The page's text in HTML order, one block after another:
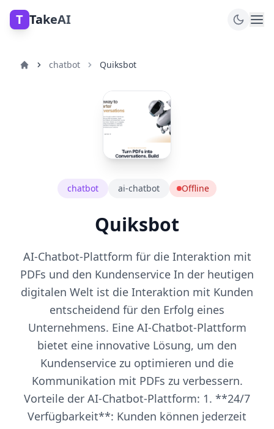
T TakeAI
chatbot Quiksbot
chatbot ai-chatbot Offline
Quiksbot
AI-Chatbot-Plattform für die Interaktion mit
PDFs und den Kundenservice In der heutigen
digitalen Welt ist die Interaktion mit Kunden
entscheidend für den Erfolg eines
Unternehmens. Eine AI-Chatbot-Plattform
bietet eine innovative Lösung, um den
Kundenservice zu optimieren und die
Kommunikation mit PDFs zu verbessern.
Vorteile der AI-Chatbot-Plattform: 1. **24/7
Verfügbarkeit**: Kunden können jederzeit